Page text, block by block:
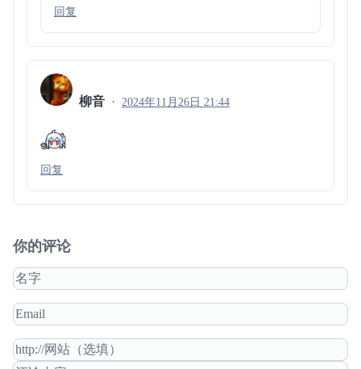
回复
柳音 2024年11月26日 21:44
回复
你的评论